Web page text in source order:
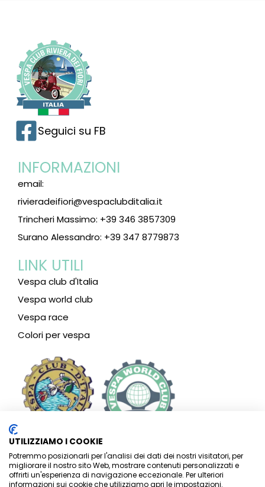
Seguici su FB
INFORMAZIONI
email:
rivieradeifiori@vespaclubditalia.it
Trincheri Massimo: +39 346 3857309
Surano Alessandro: +39 347 8779873
LINK UTILI
Vespa club d'Italia
Vespa world club
Vespa race
Colori per vespa
UTILIZZIAMO I COOKIE
Potremmo posizionarli per l'analisi dei dati dei nostri visitatori, per
migliorare il nostro sito Web, mostrare contenuti personalizzati e
offrirti un'esperienza di navigazione eccezionale. Per ulteriori
informazioni sui cookie che utilizziamo apri le impostazioni.